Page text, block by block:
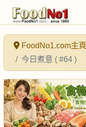
FoodNo1.com主頁
今日煮意 ( #64 )